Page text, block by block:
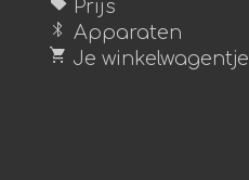
Prijs
bluetooth Apparaten
shopping_cart Je winkelwagentje